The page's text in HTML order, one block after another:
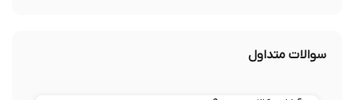
سوالات متداول